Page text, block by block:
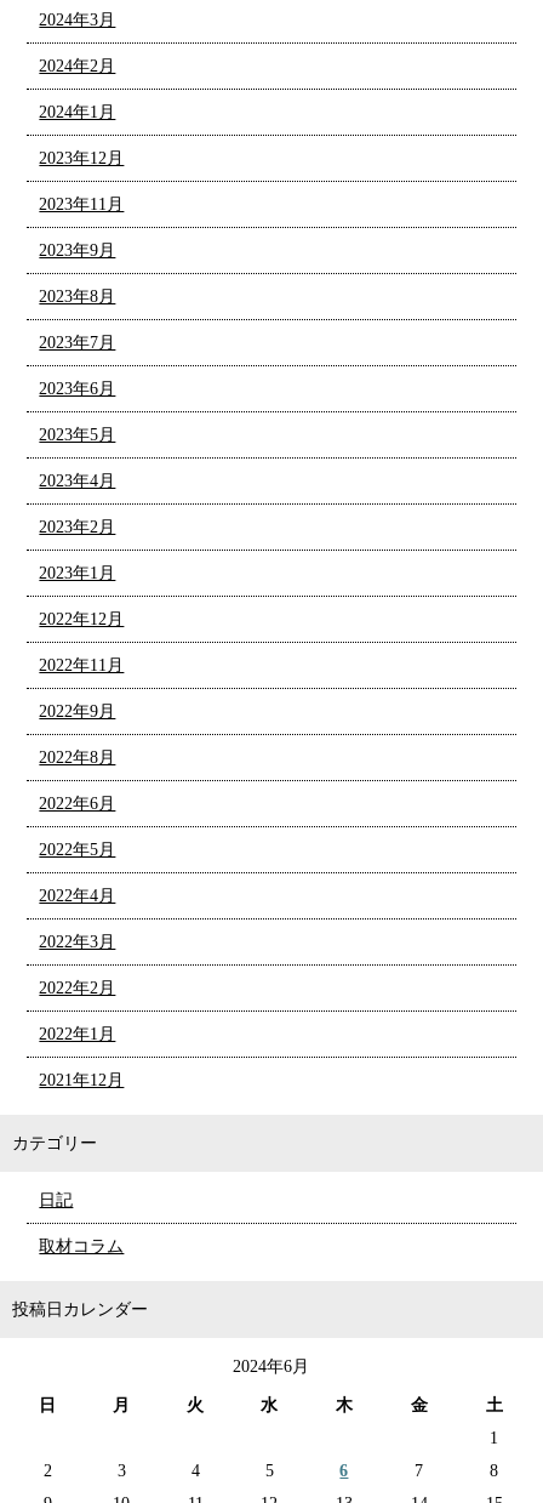
2024年3月
2024年2月
2024年1月
2023年12月
2023年11月
2023年9月
2023年8月
2023年7月
2023年6月
2023年5月
2023年4月
2023年2月
2023年1月
2022年12月
2022年11月
2022年9月
2022年8月
2022年6月
2022年5月
2022年4月
2022年3月
2022年2月
2022年1月
2021年12月
カテゴリー
日記
取材コラム
投稿日カレンダー
2024年6月
日 月 火 水 木 金
土
1
2
3 4 5 6 7
8